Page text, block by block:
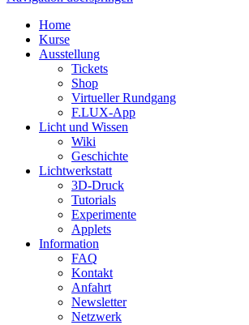
Home
Kurse
Ausstellung
Tickets
Shop
Virtueller Rundgang
F.LUX-App
Licht und Wissen
Wiki
Geschichte
Lichtwerkstatt
3D-Druck
Tutorials
Experimente
Applets
Information
FAQ
Kontakt
Anfahrt
Newsletter
Netzwerk